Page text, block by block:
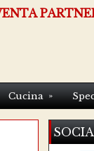
Cucina »